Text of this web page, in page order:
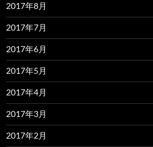
2017年8月
2017年7月
2017年6月
2017年5月
2017年4月
2017年3月
2017年2月